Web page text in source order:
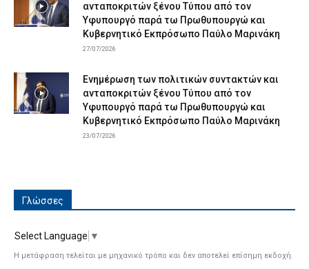
ανταποκριτών ξένου Τύπου από τον
Υφυπουργό παρά τω Πρωθυπουργώ και
Κυβερνητικό Εκπρόσωπο Παύλο Μαρινάκη
27/07/2026
Ενημέρωση των πολιτικών συντακτών και
ανταποκριτών ξένου Τύπου από τον
Υφυπουργό παρά τω Πρωθυπουργώ και
Κυβερνητικό Εκπρόσωπο Παύλο Μαρινάκη
23/07/2026
Γλώσσες
Select Language ▼
Η μετάφραση τελείται με μηχανικό τρόπο και δεν αποτελεί επίσημη εκδοχή.